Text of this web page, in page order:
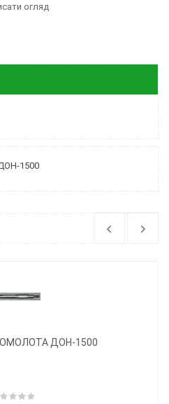
огляд
1500
ДОН-1500